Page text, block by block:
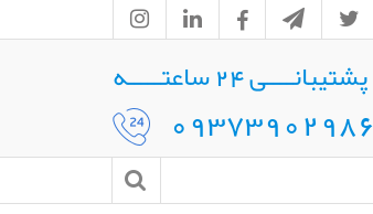
پشتیبانــــی 24 ساعتـــــه
09373902986